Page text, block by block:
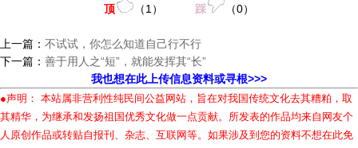
顶 （1 ） 踩 （0）
上一篇： 不试试，你怎么知道自己行不行
下一篇： 善于用人之“短”，就能发挥其“长”
我也想在此上传信息资料或寻根>>>
●声明： 本站属非营利性纯民间公益网站，旨在对我国传统文化去其糟粕，取
其精华，为继承和发扬祖国优秀文化做一点贡献。所发表的作品均来自网友个
人原创作品或转贴自报刊、杂志、互联网等。如果涉及到您的资料不想在此免